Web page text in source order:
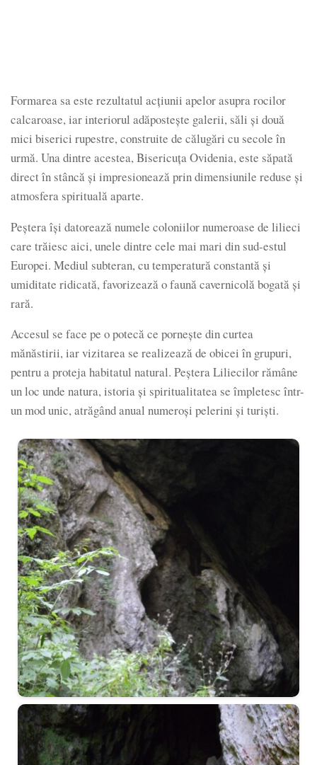
Formarea sa este rezultatul acțiunii apelor asupra rocilor
calcaroase, iar interiorul adăpostește galerii, săli și două
mici biserici rupestre, construite de călugări cu secole în
urmă. Una dintre acestea, Bisericuța Ovidenia, este săpată
direct în stâncă și impresionează prin dimensiunile reduse și
atmosfera spirituală aparte.
Peștera își datorează numele coloniilor numeroase de lilieci
care trăiesc aici, unele dintre cele mai mari din sud-estul
Europei. Mediul subteran, cu temperatură constantă și
umiditate ridicată, favorizează o faună cavernicolă bogată și
rară.
Accesul se face pe o potecă ce pornește din curtea
mănăstirii, iar vizitarea se realizează de obicei în grupuri,
pentru a proteja habitatul natural. Peștera Liliecilor rămâne
un loc unde natura, istoria și spiritualitatea se împletesc într-
un mod unic, atrăgând anual numeroși pelerini și turiști.